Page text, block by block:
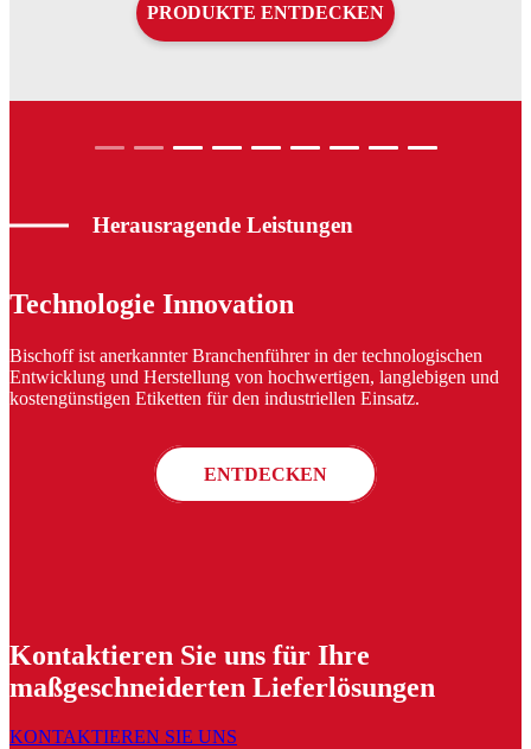
PRODUKTE ENTDECKEN
Herausragende Leistungen
Technologie Innovation
Bischoff ist anerkannter Branchenführer in der technologischen
Entwicklung und Herstellung von hochwertigen, langlebigen und
kostengünstigen Etiketten für den industriellen Einsatz.
ENTDECKEN
Kontaktieren Sie uns für Ihre
maßgeschneiderten Lieferlösungen
KONTAKTIEREN SIE UNS